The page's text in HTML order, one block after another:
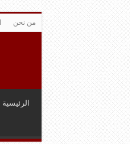
من نحن
الرئيسية